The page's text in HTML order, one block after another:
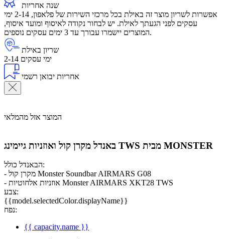
שנה אחריות
אפשרות לשריון מוצר זה באילת בכל מרכזי השירות של פלאפון, 2-14 ימי
עסקים לפני הגעתך לאילת. יש לבחור נקודה לאיסוף ומועד איסוף,
המוצרים יישמרו עבורך עד 3 ימים עסקים נוספים.
שריון באילת
2-14 ימי עסקים
אחריות יבואן רשמי
המוצר אזל מהמלאי
באנדל מקרן קול ואוזניות גיימינג TWS מבית MONSTER
הבאנדל כולל:
- מקרן קול Monster Soundbar AIRMARS G08
- אוזניות אלחוטיות Monster AIRMARS XKT28 TWS
צבע:
{{model.selectedColor.displayName}}
נפח:
{{ capacity.name }}